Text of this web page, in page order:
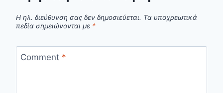
Η ηλ. διεύθυνση σας δεν δημοσιεύεται. Τα υποχρεωτικά
πεδία σημειώνονται με *
Comment *